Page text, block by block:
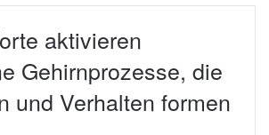
aktivieren
Gehirnprozesse, die
und Verhalten formen